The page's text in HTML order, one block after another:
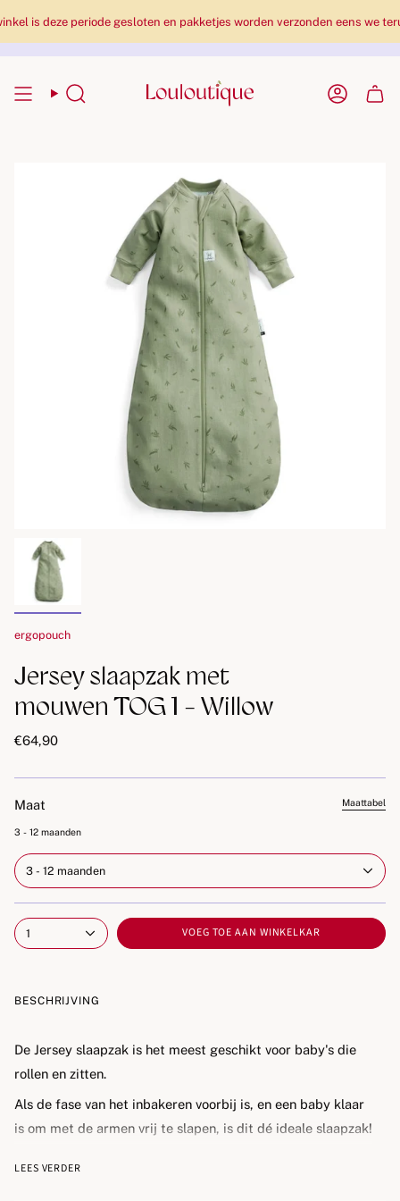
is deze periode gesloten en pakketjes worden verzonden eens we terug
Zoekopdracht
ergopouch
Jersey slaapzak met
mouwen TOG 1 - Willow
€64,90
Maat Maattabel
3 - 12 maanden
3 - 12 maanden
1 VOEG TOE AAN WINKELKAR
BESCHRIJVING
De Jersey slaapzak is het meest geschikt voor baby's die
rollen en zitten.
Als de fase van het inbakeren voorbij is, en een baby klaar
is om met de armen vrij te slapen, is dit dé ideale slaapzak!
biologisch katoen
LEES VERDER